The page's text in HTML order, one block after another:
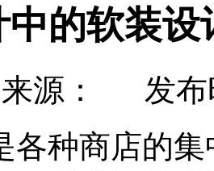
的软装
源： 发布时
各种商店的